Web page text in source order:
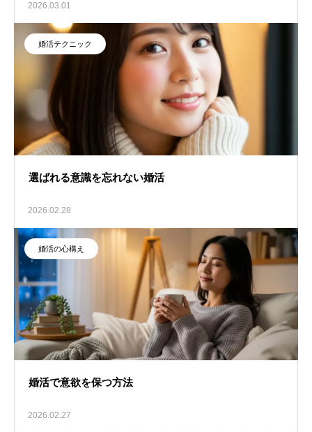
2026.03.01
婚活テクニック
選ばれる意識を忘れない婚活
2026.02.28
婚活の心構え
婚活で意欲を保つ方法
2026.02.27